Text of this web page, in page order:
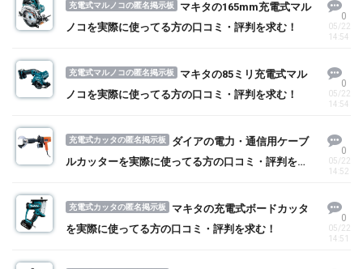
充電式マルノコの匿名掲示板
マキタの165mm充電式マル
ノコを実際に使ってる方の口コミ・評判を求む！
0
05/22
14:54
充電式マルノコの匿名掲示板
マキタの85ミリ充電式マル
ノコを実際に使ってる方の口コミ・評判を求む！
0
05/22
14:54
充電式カッタの匿名掲示板
ダイアの電力・通信用ケーブ
ルカッターを実際に使ってる方の口コミ・評判を求
0
05/22
14:52
充電式カッタの匿名掲示板
マキタの充電式ボードカッタ
を実際に使ってる方の口コミ・評判を求む！
0
05/22
14:51